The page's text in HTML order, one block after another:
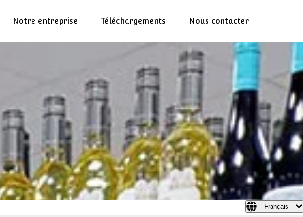
Notre entreprise Téléchargements Nous contacter
Français